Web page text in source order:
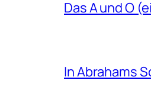
Das A und O
In Abrahams